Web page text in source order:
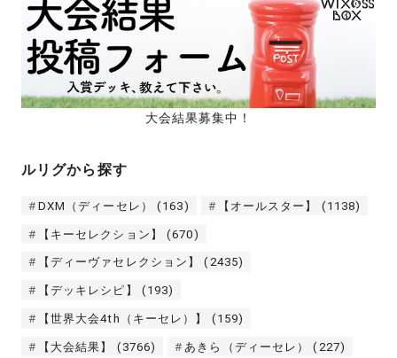
大会結果募集中！
ルリグから探す
DXM（ディーセレ） (163) 【オールスター】 (1138)
【キーセレクション】 (670)
【ディーヴァセレクション】 (2435)
【デッキレシピ】 (193)
【世界大会4th（キーセレ）】 (159)
【大会結果】 (3766) あきら（ディーセレ） (227)